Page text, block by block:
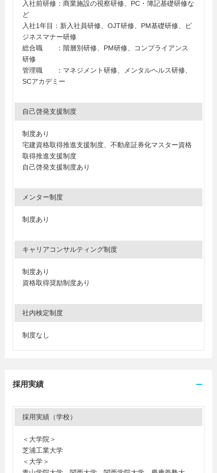
入社前研修：商業施設の視察研修、PC・簿記基礎研修な
ど
入社1年目：新入社員研修、OJT研修、PM基礎研修、ビ
ジネスマナー研修
総合職 ：階層別研修、PM研修、コンプライアンス
研修
管理職 ：マネジメント研修、メンタルヘルス研修、
SCアカデミー
自己啓発支援制度
制度あり
宅建資格取得推進支援制度、不動産証券化マスター資格
取得推進支援制度
自己啓発支援制度あり
メンター制度
制度あり
キャリアコンサルティング制度
制度あり
資格取得奨励制度あり
社内検定制度
制度なし
採用実績
採用実績（学校）
＜大学院＞
芝浦工業大学
＜大学＞